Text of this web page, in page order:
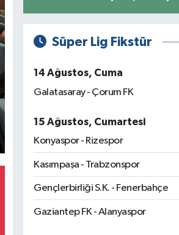
Süper Lig Fikstür
14 Ağustos, Cuma
Galatasaray - Çorum FK
15 Ağustos, Cumartesi
Konyaspor - Rizespor
Kasımpaşa - Trabzonspor
Gençlerbirliği S.K. - Fenerbahçe
Gaziantep FK - Alanyaspor